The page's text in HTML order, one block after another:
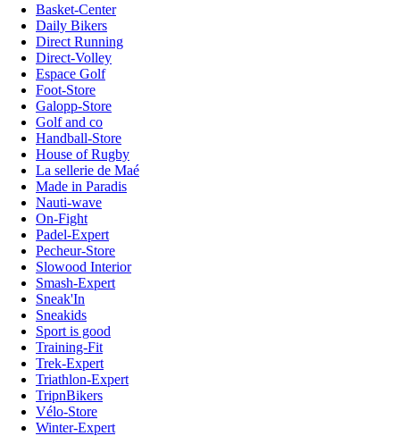
Basket-Center
Daily Bikers
Direct Running
Direct-Volley
Espace Golf
Foot-Store
Galopp-Store
Golf and co
Handball-Store
House of Rugby
La sellerie de Maé
Made in Paradis
Nauti-wave
On-Fight
Padel-Expert
Pecheur-Store
Slowood Interior
Smash-Expert
Sneak'In
Sneakids
Sport is good
Training-Fit
Trek-Expert
Triathlon-Expert
TripnBikers
Vélo-Store
Winter-Expert